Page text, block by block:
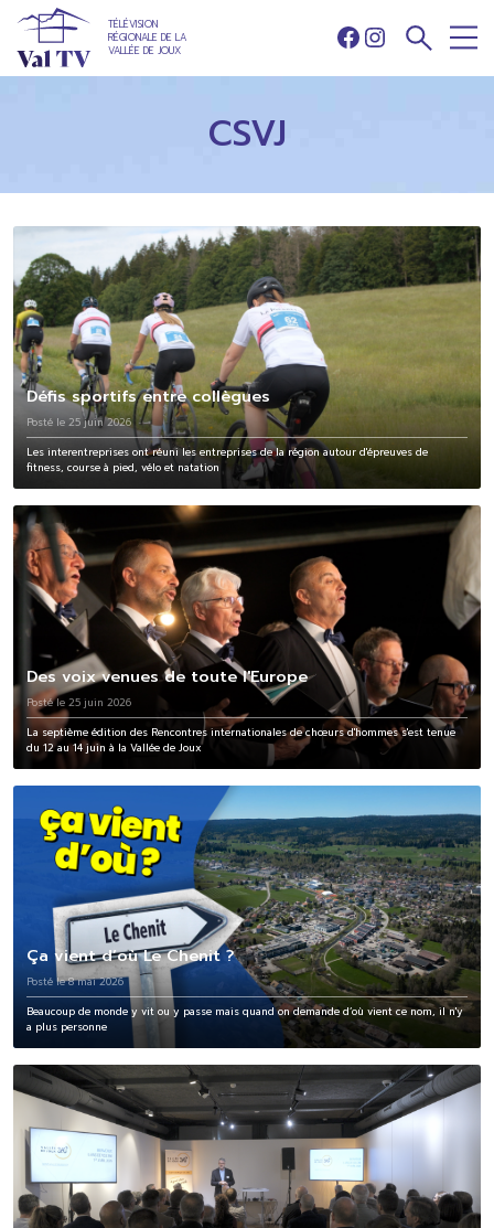
TÉLÉVISION
RÉGIONALE DE LA
VALLÉE DE JOUX
Facebook
Instagram
CSVJ
Défis sportifs entre collègues
Posté le 25 juin 2026
Les interentreprises ont réuni les entreprises de la région autour d'épreuves de
fitness, course à pied, vélo et natation
Des voix venues de toute l'Europe
Posté le 25 juin 2026
La septième édition des Rencontres internationales de chœurs d'hommes s'est tenue
du 12 au 14 juin à la Vallée de Joux
Ça vient d’où Le Chenit ?
Posté le 8 mai 2026
Beaucoup de monde y vit ou y passe mais quand on demande d’où vient ce nom, il n'y
a plus personne